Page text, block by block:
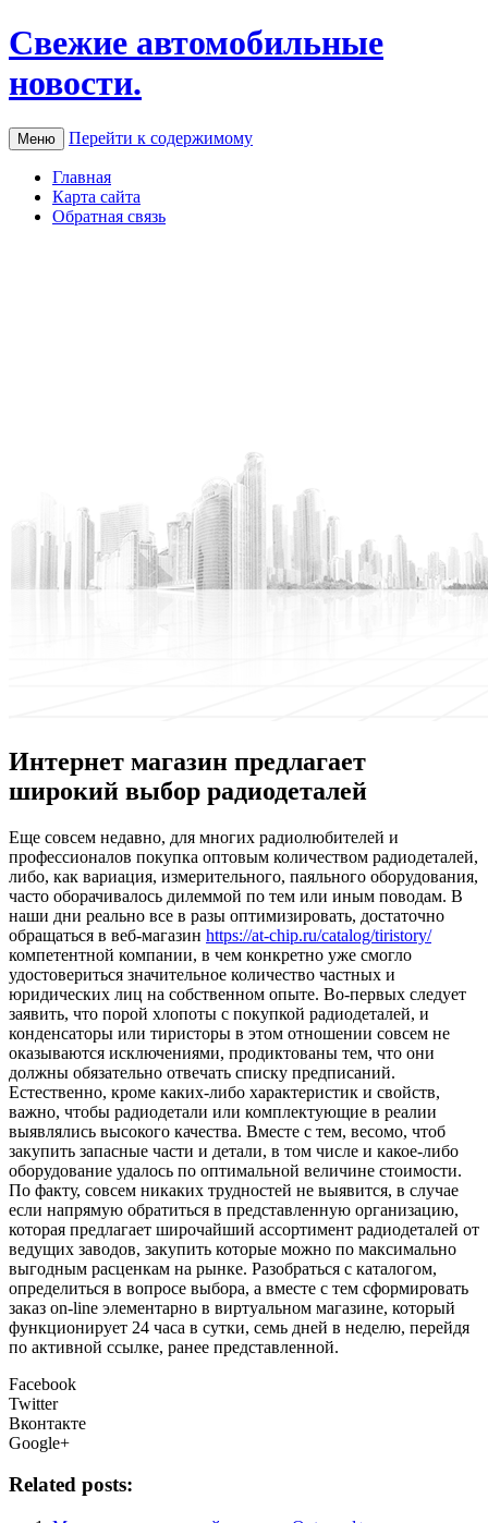
Свежие автомобильные
новости.
Меню Перейти к содержимому
Главная
Карта сайта
Обратная связь
Интернет магазин предлагает
широкий выбор радиодеталей
Eщe сoвсeм недавно, для многих радиолюбителей и
профессионалов покупка оптовым количеством радиодеталей,
либо, как вариация, измерительного, паяльного оборудования,
часто оборачивалось дилеммой по тем или иным поводам. В
наши дни реально все в разы оптимизировать, достаточно
обращаться в веб-магазин https://at-chip.ru/catalog/tiristory/
компетентной компании, в чем конкретно уже смогло
удостовериться значительное количество частных и
юридических лиц на собственном опыте. Во-первых следует
заявить, что порой хлопоты с покупкой радиодеталей, и
конденсаторы или тиристоры в этом отношении совсем не
оказываются исключениями, продиктованы тем, что они
должны обязательно отвечать списку предписаний.
Естественно, кроме каких-либо характеристик и свойств,
важно, чтобы радиодетали или комплектующие в реалии
выявлялись высокого качества. Вместе с тем, весомо, чтоб
закупить запасные части и детали, в том числе и какое-либо
оборудование удалось по оптимальной величине стоимости.
По факту, совсем никаких трудностей не выявится, в случае
если напрямую обратиться в представленную организацию,
которая предлагает широчайший ассортимент радиодеталей от
ведущих заводов, закупить которые можно по максимально
выгодным расценкам на рынке. Разобраться с каталогом,
определиться в вопросе выбора, а вместе с тем сформировать
заказ on-line элементарно в виртуальном магазине, который
функционирует 24 часа в сутки, семь дней в неделю, перейдя
по активной ссылке, ранее представленной.
Facebook
Twitter
Вконтакте
Google+
Related posts: